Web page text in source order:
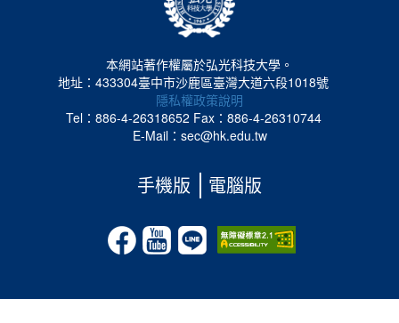
本網站著作權屬於弘光科技大學。
地址：433304臺中市沙鹿區臺灣大道六段1018號
隱私權政策說明
Tel：886-4-26318652 Fax：886-4-26310744
E-Mail：sec@hk.edu.tw
手機版 電腦版